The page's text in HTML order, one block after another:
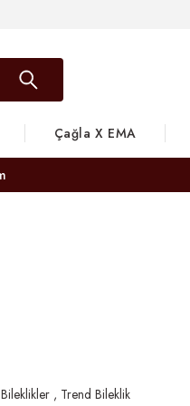
Çağla X EMA
, Trend Bileklik